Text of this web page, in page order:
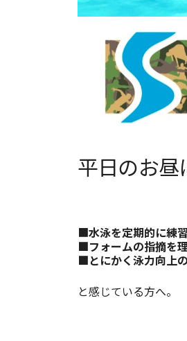
平日のお昼
■水泳を定期的に練
■フォームの指摘を
■とにかく泳力向上
と感じている方へ。